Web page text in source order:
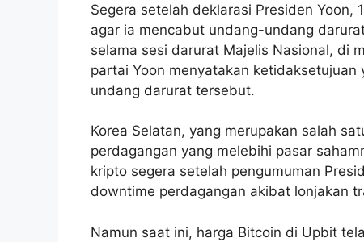
Segera setelah deklarasi Presiden
agar ia mencabut undang-undang
selama sesi darurat Majelis Nasional, di
partai Yoon menyatakan
undang darurat tersebut.
Korea Selatan, yang merupakan salah
perdagangan yang melebihi pasar
kripto segera setelah pengumuman
downtime perdagangan akibat lonjakan
Namun saat ini, harga Bitcoin di Upbit